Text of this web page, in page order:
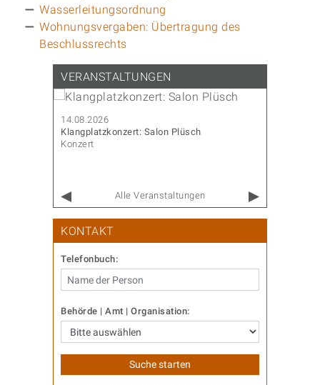
Wasserleitungsordnung
Wohnungsvergaben: Übertragung des
Beschlussrechts
VERANSTALTUNGEN
14.08.2026
Klangplatzkonzert: Salon Plüsch
Konzert
Alle Veranstaltungen
KONTAKT
Telefonbuch:
Behörde | Amt | Organisation: